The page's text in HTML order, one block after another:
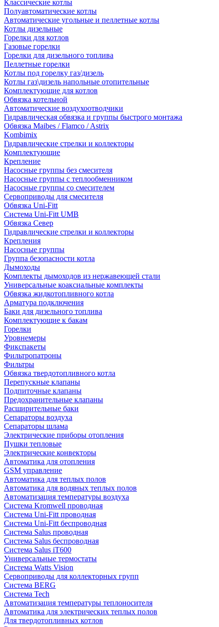
Классические котлы
Полуавтоматические котлы
Автоматические угольные и пеллетные котлы
Котлы дизельные
Горелки для котлов
Газовые горелки
Горелки для дизельного топлива
Пеллетные горелки
Котлы под горелку газ/дизель
Котлы газ\дизель напольные отопительные
Комплектующие для котлов
Обвязка котельной
Автоматические воздухоотводчики
Гидравлическая обвязка и группы быстрого монтажа
Обвязка Maibes / Flamco / Astrix
Kombimix
Гидравлические стрелки и коллекторы
Комплектующие
Крепление
Насосные группы без смесителя
Насосные группы с теплообменником
Насосные группы со смесителем
Сервоприводы для смесителя
Обвязка Uni-Fitt
Система Uni-Fitt UMB
Обвязка Север
Гидравлические стрелки и коллекторы
Крепления
Насосные группы
Группа безопасности котла
Дымоходы
Комплекты дымоходов из нержавеющей стали
Универсальные коаксиальные комплекты
Обвязка жидкотопливного котла
Арматура подключения
Баки для дизельного топлива
Комплектующие к бакам
Горелки
Уровнемеры
Фикспакеты
Фильтропатроны
Фильтры
Обвязка твердотопливного котла
Перепускные клапаны
Подпиточные клапаны
Предохранительные клапаны
Расширительные баки
Сепараторы воздуха
Сепараторы шлама
Электрические приборы отопления
Пушки тепловые
Электрические конвекторы
Автоматика для отопления
GSM управление
Автоматика для теплых полов
Автоматика для водяных теплых полов
Автоматизация температуры воздуха
Система Kromwell проводная
Система Uni-Fitt проводная
Система Uni-Fitt беспроводная
Система Salus проводная
Система Salus беспроводная
Система Salus iT600
Универсальные термостаты
Система Watts Vision
Сервоприводы для коллекторных групп
Система BERG
Система Tech
Автоматизация температуры теплоносителя
Автоматика для электрических теплых полов
Для твердотопливных котлов